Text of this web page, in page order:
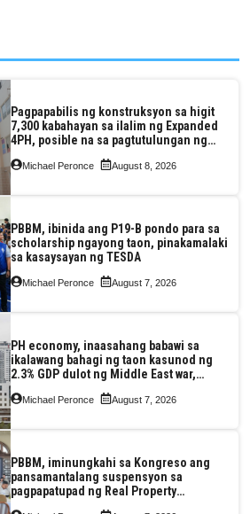
Pagpapabilis ng konstruksyon sa higit
7,300 kabahayan sa ilalim ng Expanded
4PH, posible na sa pagtutulungan ng
Pag-IBIG at P.A. Alvarez
Michael Peronce August 8, 2026
PBBM, ibinida ang P19-B pondo para sa
scholarship ngayong taon, pinakamalaki
sa kasaysayan ng TESDA
Michael Peronce August 7, 2026
PH economy, inaasahang babawi sa
ikalawang bahagi ng taon kasunod ng
2.3% GDP dulot ng Middle East war,
pagkaantala ng public construction
Michael Peronce August 7, 2026
PBBM, iminungkahi sa Kongreso ang
pansamantalang suspensyon sa
pagpapatupad ng Real Property
Valuation and Assessment Reform Act